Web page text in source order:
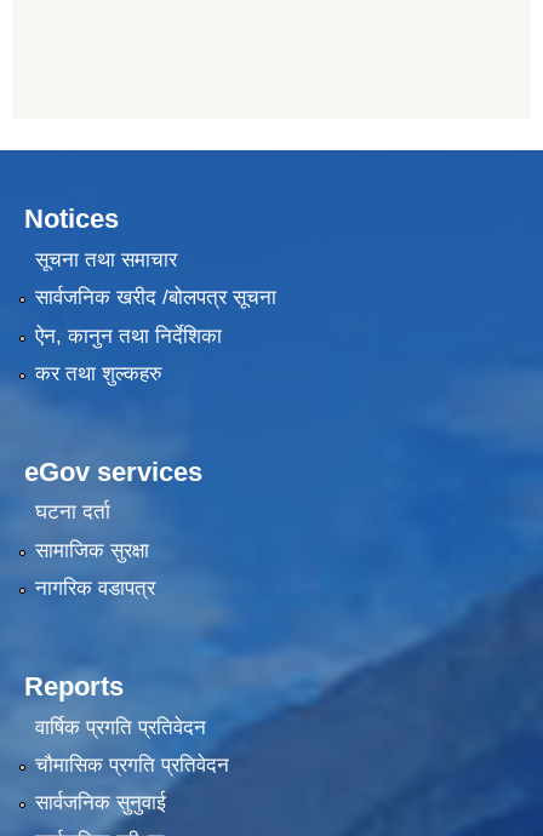
Notices
सूचना तथा समाचार
सार्वजनिक खरीद /बोलपत्र सूचना
ऐन, कानुन तथा निर्देशिका
कर तथा शुल्कहरु
eGov services
घटना दर्ता
सामाजिक सुरक्षा
नागरिक वडापत्र
Reports
वार्षिक प्रगति प्रतिवेदन
चौमासिक प्रगति प्रतिवेदन
सार्वजनिक सुनुवाई